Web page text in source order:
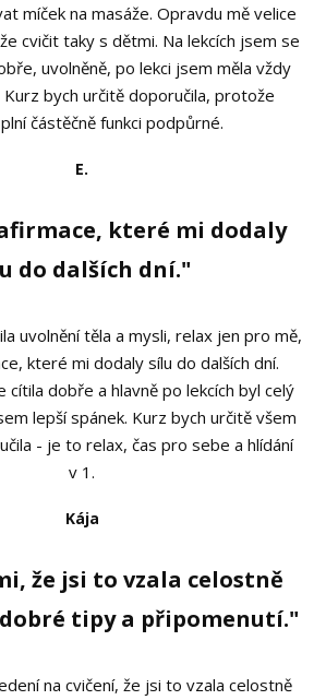
míček na masáže. Opravdu mě velice
cvičit taky s dětmi. Na lekcích jsem se
uvolněně, po lekci jsem měla vždy
bych určitě doporučila, protože
částěčně funkci podpůrné.
E.
které mi dodaly
do dalších dní."
uvolnění těla a mysli, relax jen pro mě,
které mi dodaly sílu do dalších dní.
cítila dobře a hlavně po lekcích byl celý
lepší spánek. Kurz bych určitě všem
- je to relax, čas pro sebe a hlídání
v 1.
Kája
že jsi to vzala celostně
tipy a připomenutí."
na cvičení, že jsi to vzala celostně